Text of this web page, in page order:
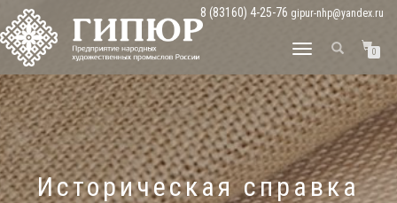
8 (83160) 4-25-76 gipur-nhp@yandex.ru
ПЕРЕКЛЮЧИТЬ
0
Историческая справка